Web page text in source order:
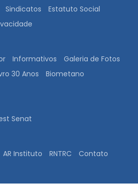
Sindicatos
Estatuto Social
Informativos
Galeria de Fotos
30 Anos
Biometano
Senat
AR Instituto RNTRC Contato